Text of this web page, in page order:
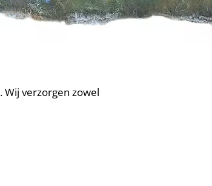
. Wij verzorgen zowel